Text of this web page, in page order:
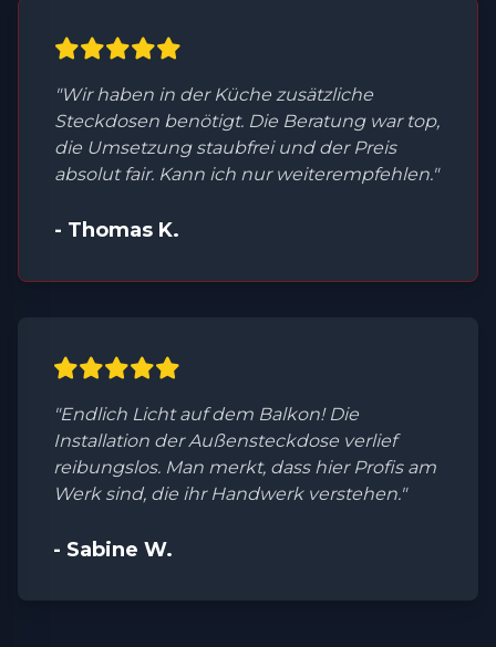
"Wir haben in der Küche zusätzliche
Steckdosen benötigt. Die Beratung war top,
die Umsetzung staubfrei und der Preis
absolut fair. Kann ich nur weiterempfehlen."
- Thomas K.
"Endlich Licht auf dem Balkon! Die
Installation der Außensteckdose verlief
reibungslos. Man merkt, dass hier Profis am
Werk sind, die ihr Handwerk verstehen."
- Sabine W.